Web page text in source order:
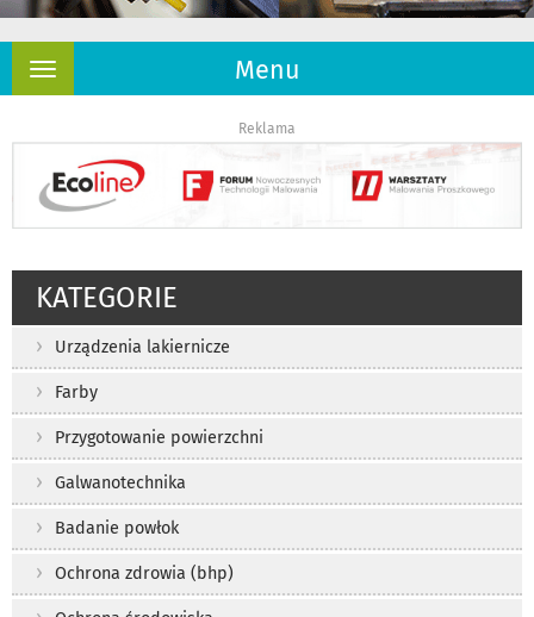
Menu
Rozwiń
Reklama
KATEGORIE
Urządzenia lakiernicze
Farby
Przygotowanie powierzchni
Galwanotechnika
Badanie powłok
Ochrona zdrowia (bhp)